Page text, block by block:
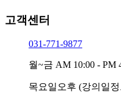
고객센터
031-771-9877
월~금 AM 10:00 - PM
목요일오후 (강의일